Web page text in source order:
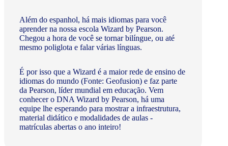
Além do espanhol, há mais idiomas para você
aprender na nossa escola Wizard by Pearson.
Chegou a hora de você se tornar bilíngue, ou até
mesmo poliglota e falar várias línguas.
É por isso que a Wizard é a maior rede de ensino de
idiomas do mundo (Fonte: Geofusion) e faz parte
da Pearson, líder mundial em educação. Vem
conhecer o DNA Wizard by Pearson, há uma
equipe lhe esperando para mostrar a infraestrutura,
material didático e modalidades de aulas -
matrículas abertas o ano inteiro!